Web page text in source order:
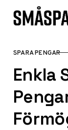
Hoppa till innehåll
KATEGORI
SPARA PENGAR
Enkla